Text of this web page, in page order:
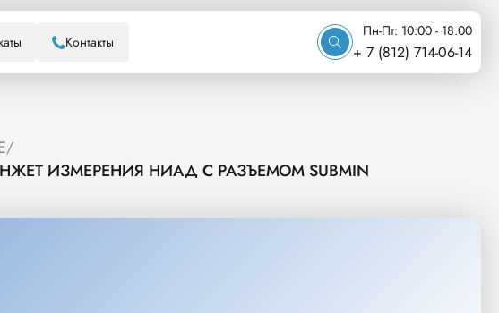
Контакты
Пн-Пт: 10:00 - 18.00
+ 7 (812) 714-06-14
/
ИЗМЕРЕНИЯ НИАД С РАЗЪЕМОМ SUBMIN